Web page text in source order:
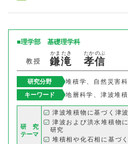
理学部 基礎理学科
教授 鎌
かま
滝
たき
孝
たか
信
のぶ
研究分野
堆積学、自然災害
キーワード
地層科学、津波堆
研 究
テーマ
津波堆積物に基づく津
津波および洪水堆積物
研究
堆積相や化石相に基づ